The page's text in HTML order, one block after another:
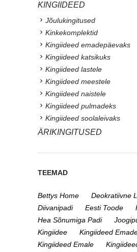
KINGIIDEED
Jõulukingitused
Kinkekomplektid
Kingiideed emadepäevaks
Kingiideed katsikuks
Kingiideed lastele
Kingiideed meestele
Kingiideed naistele
Kingiideed pulmadeks
Kingiideed soolaleivaks
ÄRIKINGITUSED
TEEMAD
Bettys Home
Deokratiivne
Diivanipadi
Eesti Toode
Hea Sõnumiga Padi
Kingiidee
Kingiideed
Kingiideed Emale